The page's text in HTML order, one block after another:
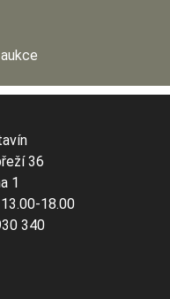
36
1
18.00
340